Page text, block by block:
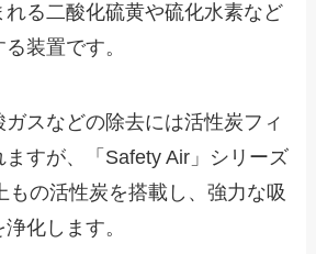
れる二酸化硫黄や硫化水素など
装置です。
スなどの除去には活性炭フィ
すが、「Safety Air」シリーズ
もの活性炭を搭載し、強力な吸
化します。